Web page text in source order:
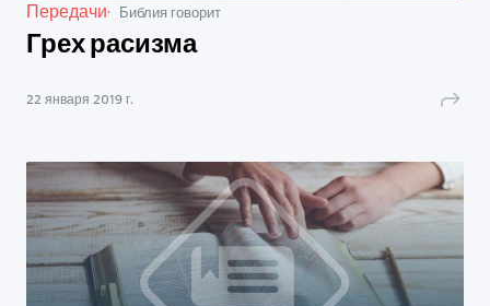
Передачи Библия говорит
Грех расизма
22 января 2019 г.